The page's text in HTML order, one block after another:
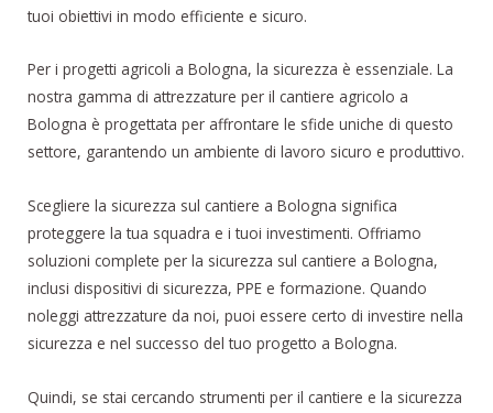
tuoi obiettivi in modo efficiente e sicuro.
Per i progetti agricoli a Bologna, la sicurezza è essenziale. La
nostra gamma di attrezzature per il cantiere agricolo a
Bologna è progettata per affrontare le sfide uniche di questo
settore, garantendo un ambiente di lavoro sicuro e produttivo.
Scegliere la sicurezza sul cantiere a Bologna significa
proteggere la tua squadra e i tuoi investimenti. Offriamo
soluzioni complete per la sicurezza sul cantiere a Bologna,
inclusi dispositivi di sicurezza, PPE e formazione. Quando
noleggi attrezzature da noi, puoi essere certo di investire nella
sicurezza e nel successo del tuo progetto a Bologna.
Quindi, se stai cercando strumenti per il cantiere e la sicurezza